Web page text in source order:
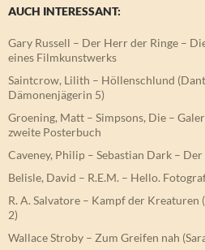
AUCH INTERESSANT:
Gary Russell – Der Herr der Ringe –
eines Filmkunstwerks
Saintcrow, Lilith – Höllenschlund
Dämonenjägerin 5)
Groening, Matt – Simpsons, Die –
zweite Posterbuch
Caveney, Philip – Sebastian Dark –
Belisle, David – R.E.M. – Hello.
R. A. Salvatore – Kampf der
2)
Wallace Stroby – Zum Greifen nah